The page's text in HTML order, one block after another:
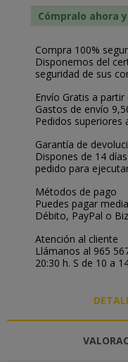
Cómpralo ahora
Compra 100%
Disponemos del
seguridad de sus
Envío Gratis a partir
Gastos de envío
Pedidos superiores
Garantía de
Dispones de 14
pedido para
Métodos de pago
Puedes pagar
Débito, PayPal o
Atención al cliente
Llámanos al 965
20:30 h. S de 10 a